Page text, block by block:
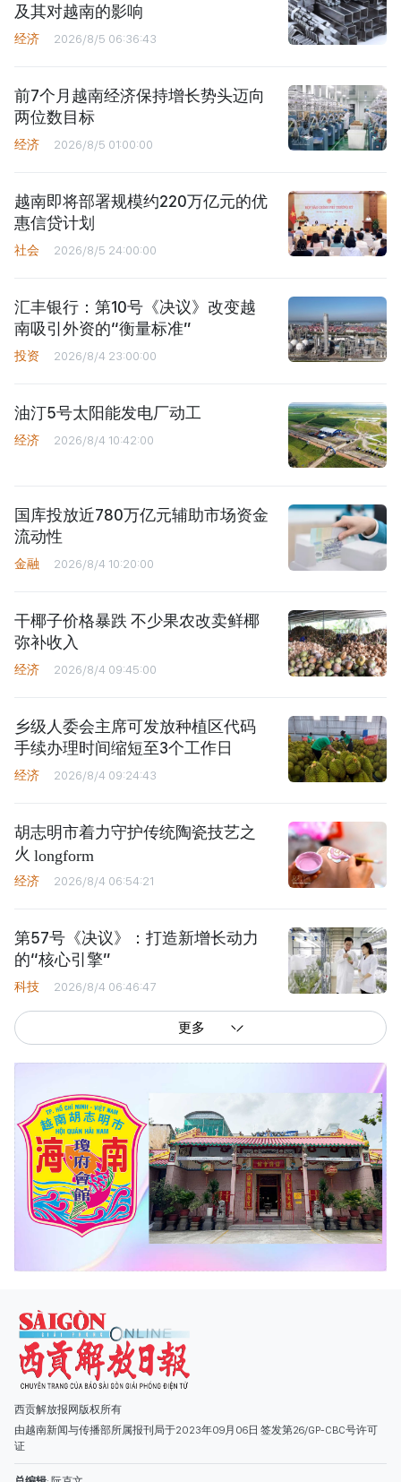
及其对越南的影响
经济 2026/8/5 06:36:43
前7个月越南经济保持增长势头迈向
两位数目标
经济 2026/8/5 01:00:00
越南即将部署规模约220万亿元的优
惠信贷计划
社会 2026/8/5 24:00:00
汇丰银行：第10号《决议》改变越
南吸引外资的“衡量标准”
投资 2026/8/4 23:00:00
油汀5号太阳能发电厂动工
经济 2026/8/4 10:42:00
国库投放近780万亿元辅助市场资金
流动性
金融 2026/8/4 10:20:00
干椰子价格暴跌 不少果农改卖鲜椰
弥补收入
经济 2026/8/4 09:45:00
乡级人委会主席可发放种植区代码
手续办理时间缩短至3个工作日
经济 2026/8/4 09:24:43
胡志明市着力守护传统陶瓷技艺之
火 longform
经济 2026/8/4 06:54:21
第57号《决议》：打造新增长动力
的“核心引擎”
科技 2026/8/4 06:46:47
更多
西贡解放报网版权所有
由越南新闻与传播部所属报刊局于2023年09月06日 签发第26/GP-CBC号许可
副总编辑: 阮玉英、范文长、裴氏红霜、张德义、范氏云英、杨文光、阮德显、
阮克强、陈嘉宝
主编: 阮玉英
社址: 胡志明市棋盘坊阮氏明开街432-434号
总台: (028) 39294091 - 转 060
热线: 096.558.1888
编辑部: (028) 39294092 - 转 060
电子信箱